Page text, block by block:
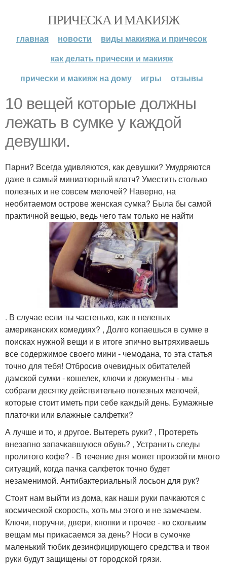
ПРИЧЕСКА И МАКИЯЖ
главная новости
виды макияжа и причесок
как делать прически и макияж
прически и макияж на дому
игры отзывы
10 вещей которые должны
лежать в сумке у каждой
девушки.
Парни? Всегда удивляются, как девушки? Умудряются
даже в самый миниатюрный клатч? Уместить столько
полезных и не совсем мелочей? Наверно, на
необитаемом острове женская сумка? Была бы самой
практичной вещью, ведь чего там только не найти
. В случае если ты частенько, как в нелепых
американских комедиях? , Долго копаешься в сумке в
поисках нужной вещи и в итоге эпично вытряхиваешь
все содержимое своего мини - чемодана, то эта статья
точно для тебя! Отбросив очевидных обитателей
дамской сумки - кошелек, ключи и документы - мы
собрали десятку действительно полезных мелочей,
которые стоит иметь при себе каждый день. Бумажные
платочки или влажные салфетки?
А лучше и то, и другое. Вытереть руки? , Протереть
внезапно запачкавшуюся обувь? , Устранить следы
пролитого кофе? - В течение дня может произойти много
ситуаций, когда пачка салфеток точно будет
незаменимой. Антибактериальный лосьон для рук?
Стоит нам выйти из дома, как наши руки пачкаются с
космической скорость, хоть мы этого и не замечаем.
Ключи, поручни, двери, кнопки и прочее - ко скольким
вещам мы прикасаемся за день? Носи в сумочке
маленький тюбик дезинфицирующего средства и твои
руки будут защищены от городской грязи.